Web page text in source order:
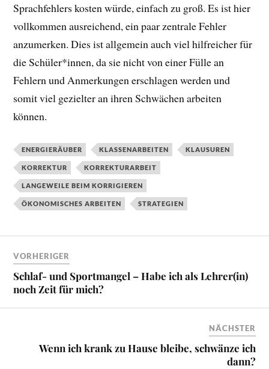
Sprachfehlers kosten würde, einfach zu groß. Es ist hier
vollkommen ausreichend, ein paar zentrale Fehler
anzumerken. Dies ist allgemein auch viel hilfreicher für
die Schüler*innen, da sie nicht von einer Fülle an
Fehlern und Anmerkungen erschlagen werden und
somit viel gezielter an ihren Schwächen arbeiten
können.
ENERGIERÄUBER KLASSENARBEITEN KLAUSUREN
KORREKTUR KORREKTURARBEIT
LANGEWEILE BEIM KORRIGIEREN
ÖKONOMISCHES ARBEITEN STRATEGIEN
VORHERIGER
Schlaf- und Sportmangel – Habe ich als Lehrer(in)
noch Zeit für mich?
NÄCHSTER
Wenn ich krank zu Hause bleibe, schwänze ich
dann?